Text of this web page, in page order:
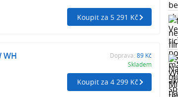
Koupit za 5 291 Kč
WH Doprava: 89 Kč
Skladem
Koupit za 4 299 Kč